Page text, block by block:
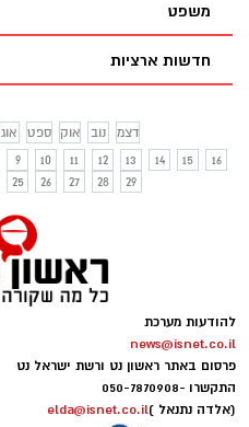
משפט
חדשות ארציות
אוג ספט אוק נוב
דצמ
9 10 11 12 13 14 15
16
25 26 27 28 29
להודעות מערכת
news@isnet.co.il
פרסום באתר ראשון נט ורשת ישראל נט
התקשרו -050-7870908
(אלדה נתנאל )elda@isnet.co.il